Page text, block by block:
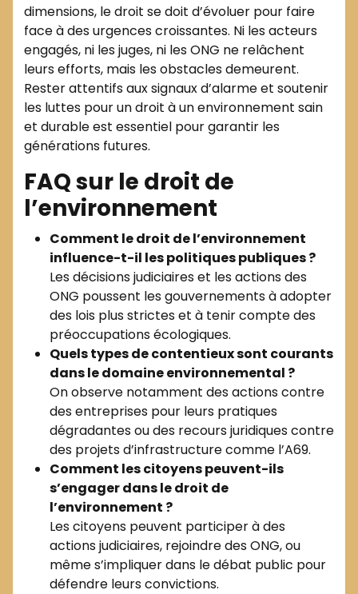
dimensions, le droit se doit d’évoluer pour faire
face à des urgences croissantes. Ni les acteurs
engagés, ni les juges, ni les ONG ne relâchent
leurs efforts, mais les obstacles demeurent.
Rester attentifs aux signaux d’alarme et soutenir
les luttes pour un droit à un environnement sain
et durable est essentiel pour garantir les
générations futures.
FAQ sur le droit de
l’environnement
Comment le droit de l’environnement
influence-t-il les politiques publiques ?
Les décisions judiciaires et les actions des
ONG poussent les gouvernements à adopter
des lois plus strictes et à tenir compte des
préoccupations écologiques.
Quels types de contentieux sont courants
dans le domaine environnemental ?
On observe notamment des actions contre
des entreprises pour leurs pratiques
dégradantes ou des recours juridiques contre
des projets d’infrastructure comme l’A69.
Comment les citoyens peuvent-ils
s’engager dans le droit de
l’environnement ?
Les citoyens peuvent participer à des
actions judiciaires, rejoindre des ONG, ou
même s’impliquer dans le débat public pour
défendre leurs convictions.